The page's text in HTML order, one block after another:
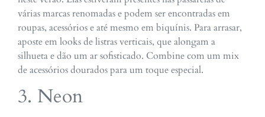
várias marcas renomadas e podem ser encontradas em
roupas, acessórios e até mesmo em biquínis. Para arrasar,
aposte em looks de listras verticais, que alongam a
silhueta e dão um ar sofisticado. Combine com um mix
de acessórios dourados para um toque especial.
3. Neon